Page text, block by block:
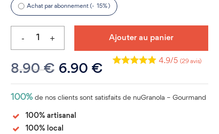
8.90€ Le
prix
initial
était :
8.90 €.
6.90 € Le
prix
actuel
4.9/5(29 avis)
100% de nos clients sont satisfaits de nuGranola – Gourmand
100% artisanal
100% local
type Achat par abonnement (- 15% )
Ajouter au panier